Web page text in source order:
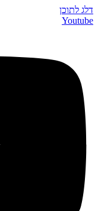
דלג לתוכן
Youtube